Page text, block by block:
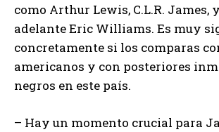
como Arthur Lewis, C.L.R. James,
adelante Eric Williams. Es muy
concretamente si los comparas
americanos y con posteriores
negros en este país.
– Hay un momento crucial para